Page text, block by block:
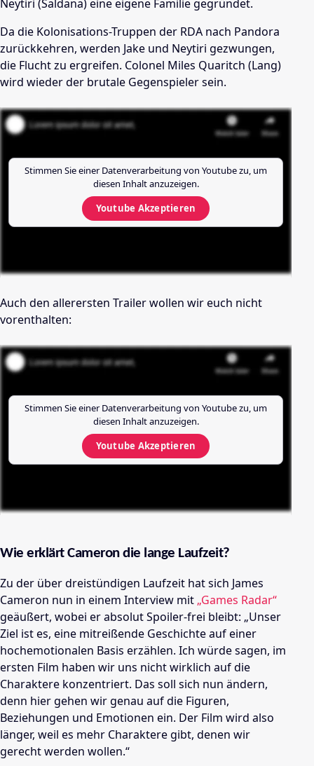
Neytiri (Saldana) eine eigene Familie gegründet.
Da die Kolonisations-Truppen der RDA nach Pandora
zurückkehren, werden Jake und Neytiri gezwungen,
die Flucht zu ergreifen. Colonel Miles Quaritch (Lang)
wird wieder der brutale Gegenspieler sein.
Stimmen Sie einer Datenverarbeitung von Youtubezu, um
diesen Inhalt anzuzeigen.
Youtube Akzeptieren
Auch den allerersten Trailer wollen wir euch nicht
vorenthalten:
Stimmen Sie einer Datenverarbeitung von Youtubezu, um
diesen Inhalt anzuzeigen.
Youtube Akzeptieren
Wie erklärt Cameron die lange Laufzeit?
Zu der über dreistündigen Laufzeit hat sich James
Cameron nun in einem Interview mit „Games Radar“
geäußert, wobei er absolut Spoiler-frei bleibt: „Unser
Ziel ist es, eine mitreißende Geschichte auf einer
hochemotionalen Basis erzählen. Ich würde sagen, im
ersten Film haben wir uns nicht wirklich auf die
Charaktere konzentriert. Das soll sich nun ändern,
denn hier gehen wir genau auf die Figuren,
Beziehungen und Emotionen ein. Der Film wird also
länger, weil es mehr Charaktere gibt, denen wir
gerecht werden wollen.“